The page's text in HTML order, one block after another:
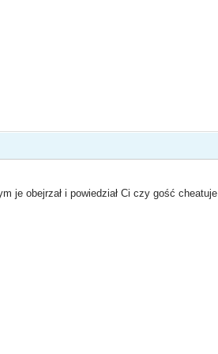
je obejrzał i powiedział Ci czy gość cheatuje